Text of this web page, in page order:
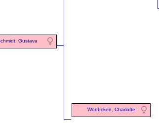
Gustava
Woebcken, Charlotte